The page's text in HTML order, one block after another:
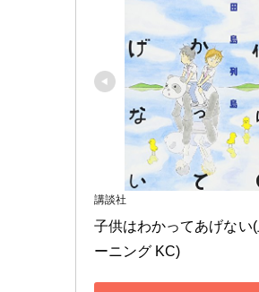
講談社
子供はわかってあげない(
ーニング KC)